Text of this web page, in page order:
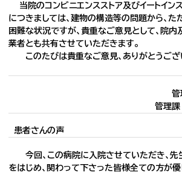
当院のコンビニエンスストア及びイートイン
につきましては、建物の構造等の問題から、た
困難な状況ですが、貴重なご意見として、院内
業者とも共有させていただきます。
このたびは貴重なご意見、ありがとうござ
管
管理
患者さんの声
今回、この病院に入院させていただき、先
をはじめ、関わって下さった皆様全ての方が優